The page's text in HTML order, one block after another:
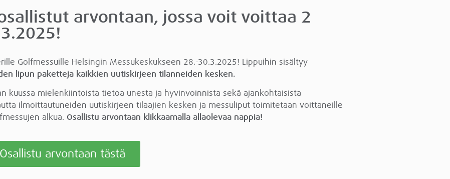
arvontaan, jossa voit voittaa 2
Golfmessuille Helsingin Messukeskukseen 28.-30.3.2025! Lippuihin sisältyy
lipun paketteja kaikkien uutiskirjeen tilanneiden kesken.
kuussa mielenkiintoista tietoa unesta ja hyvinvoinnista sekä ajankohtaisista
ilmoittautuneiden uutiskirjeen tilaajien kesken ja messuliput toimitetaan voittaneille
alkua. Osallistu arvontaan klikkaamalla allaolevaa nappia!
Osallistu arvontaan tästä